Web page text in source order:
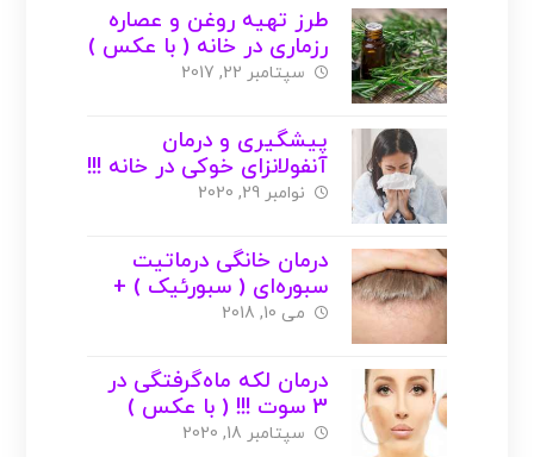
طرز تهیه روغن و عصاره
رزماری در خانه ( با عکس )
سپتامبر 22, 2017
پیشگیری و درمان
آنفولانزای خوکی در خانه !!!
نوامبر 29, 2020
درمان خانگی درماتیت
سبوره‌‌ای ( سبورئیک ) +
عکس
می 10, 2018
درمان لکه ماه‌گرفتگی در
3 سوت !!! ( با عکس )
سپتامبر 18, 2020